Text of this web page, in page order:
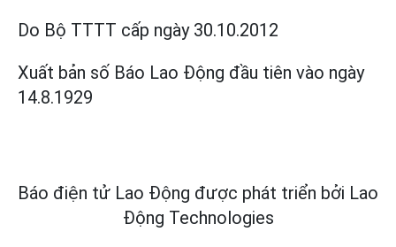
Do Bộ TTTT cấp ngày 30.10.2012
Xuất bản số Báo Lao Động đầu tiên vào ngày
14.8.1929
Báo điện tử Lao Động được phát triển bởi Lao
Động Technologies